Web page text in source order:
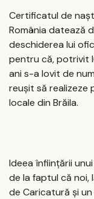
Certificatul de
România datează
deschiderea lui
pentru că, potrivit
ani s-a lovit de
reuşit să
locale din Brăila.
Ideea înfiinţării
de la faptul că noi,
de Caricatură şi